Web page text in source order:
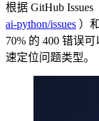
根据 GitHub Issues
ai-python/issues ）
70% 的 400 错误
速定位问题类型。